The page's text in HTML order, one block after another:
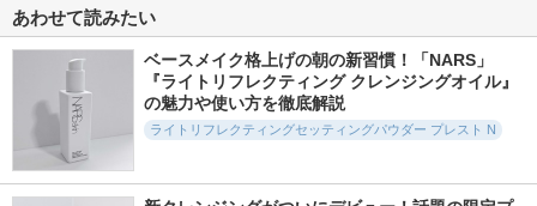
5.4
5765件
プリズム・リーブル
ジバンシイ
サンシェルター マ
ルチ プロテクショ
ン トーンアップCC
コスメデコルテ
ジェノプティクス C
C プライマー
SK-II
あわせて読みたい
ベースメイク格上げの朝の新習慣！「NARS」
『ライトリフレクティング クレンジングオイル』
の魅力や使い方を徹底解説
ライトリフレクティングセッティングパウダー プレスト N